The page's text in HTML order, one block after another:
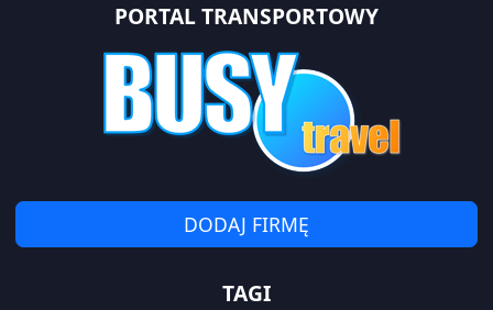
PORTAL TRANSPORTOWY
DODAJ FIRMĘ
TAGI